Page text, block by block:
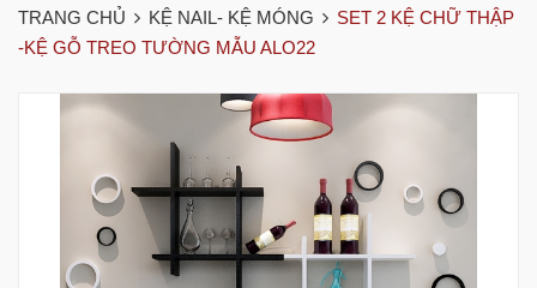
TRANG CHỦ KỆ NAIL- KỆ MÓNG
SET 2 KỆ CHỮ THẬP
-KỆ GỖ TREO TƯỜNG MẪU ALO22